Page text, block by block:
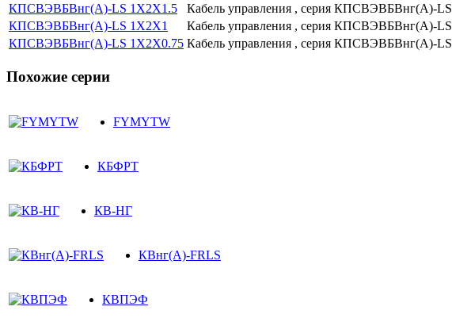
КПСВЭВБВнг(А)-LS 1Х2Х1.5
Кабель управления , серия КПСВЭВБВнг(А)-LS
КПСВЭВБВнг(А)-LS 1Х2Х1
Кабель управления , серия КПСВЭВБВнг(А)-LS
КПСВЭВБВнг(А)-LS 1Х2Х0.75 Кабель управления , серия КПСВЭВБВнг(А)-LS
Похожие серии
FYMYTW
КБФРТ
КВ-НГ
КВнг(А)-FRLS
КВПЭФ